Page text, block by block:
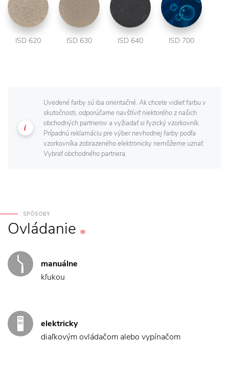
ISD 620 ISD 630 ISD 640 ISD 700
Uvedené farby sú iba orientačné. Ak chcete vidieť farbu v
skutočnosti, odporúčame navštíviť niektorého z našich
obchodných partnerov a vyžiadať si fyzický vzorkovník.
Prípadnú reklamáciu pre výber nevhodnej farby podľa
vzorkovníka zobrazeného elektronicky nemôžeme uznať.
Vybrať obchodného partnera.
SPÔSOBY
Ovládanie
manuálne
kľukou
elektricky
diaľkovým ovládačom alebo vypínačom